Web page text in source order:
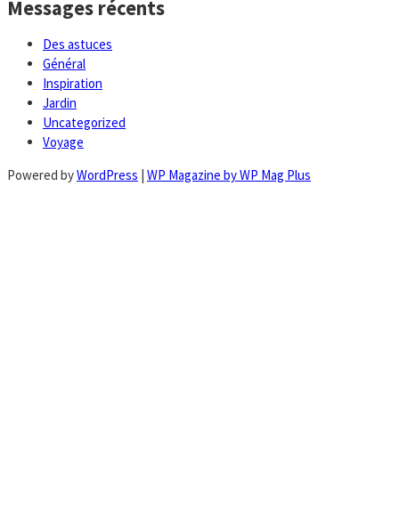
Messages récents
Des astuces
Général
Inspiration
Jardin
Uncategorized
Voyage
Powered byWordPress | WP Magazine by WP Mag Plus